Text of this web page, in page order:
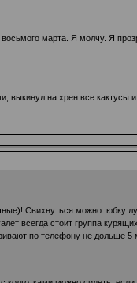
марта. Я молчу. Я
выкинул на хрен все
Свихнуться можно: юбку
всегда стоит группа
по телефону не дольше